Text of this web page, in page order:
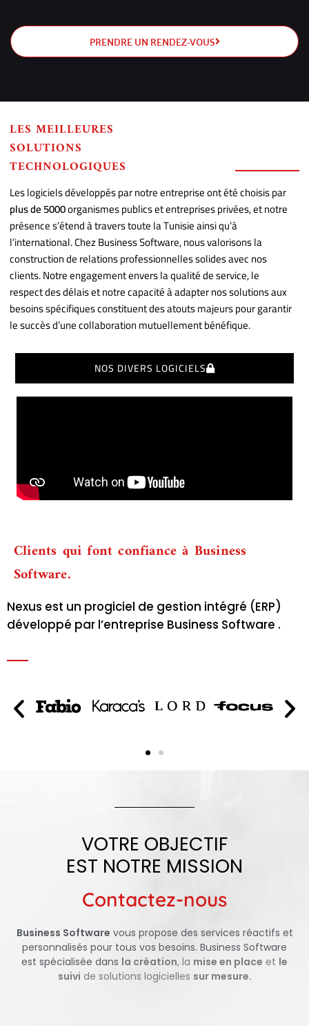
PRENDRE UN RENDEZ-VOUS
LES MEILLEURES
SOLUTIONS
TECHNOLOGIQUES
Les logiciels développés par notre entreprise ont été choisis par
plus de 5000organismes publics et entreprises privées, et notre
présence s’étend à travers toute la Tunisie ainsi qu’à
l’international. Chez Business Software, nous valorisons la
construction de relations professionnelles solides avec nos
clients. Notre engagement envers la qualité de service, le
respect des délais et notre capacité à adapter nos solutions aux
besoins spécifiques constituent des atouts majeurs pour garantir
le succès d’une collaboration mutuellement bénéfique.
NOS DIVERS LOGICIELS
Clients qui font confiance à Business
Software.
Nexus est un progiciel de gestion intégré (ERP)
développé par l’entreprise Business Software .
VOTRE OBJECTIF
EST NOTRE MISSION
Contactez-nous
Business Software vous propose des services réactifs et
personnalisés pour tous vos besoins. Business Software
est spécialisée dans la création, la mise en place et le
suivi de solutions logicielles sur mesure.